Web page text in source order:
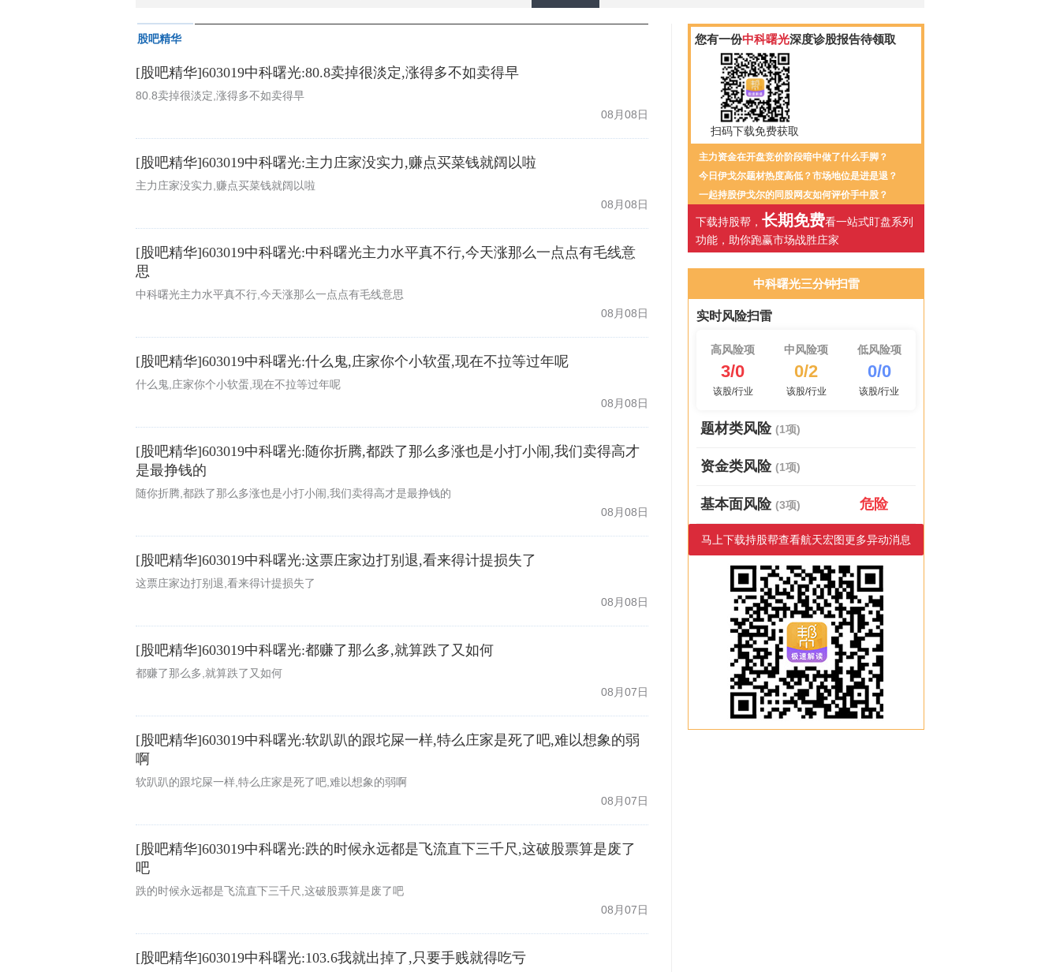
股吧精华
[股吧精华]603019中科曙光:80.8卖掉很淡定,涨得多不如卖得早
80.8卖掉很淡定,涨得多不如卖得早
08月08日
[股吧精华]603019中科曙光:主力庄家没实力,赚点买菜钱就阔以啦
主力庄家没实力,赚点买菜钱就阔以啦
08月08日
[股吧精华]603019中科曙光:中科曙光主力水平真不行,今天涨那么一点点有毛线意
思
中科曙光主力水平真不行,今天涨那么一点点有毛线意思
08月08日
[股吧精华]603019中科曙光:什么鬼,庄家你个小软蛋,现在不拉等过年呢
什么鬼,庄家你个小软蛋,现在不拉等过年呢
08月08日
[股吧精华]603019中科曙光:随你折腾,都跌了那么多涨也是小打小闹,我们卖得高才
是最挣钱的
随你折腾,都跌了那么多涨也是小打小闹,我们卖得高才是最挣钱的
08月08日
[股吧精华]603019中科曙光:这票庄家边打别退,看来得计提损失了
这票庄家边打别退,看来得计提损失了
08月08日
[股吧精华]603019中科曙光:都赚了那么多,就算跌了又如何
都赚了那么多,就算跌了又如何
08月07日
[股吧精华]603019中科曙光:软趴趴的跟坨屎一样,特么庄家是死了吧,难以想象的弱
啊
软趴趴的跟坨屎一样,特么庄家是死了吧,难以想象的弱啊
08月07日
[股吧精华]603019中科曙光:跌的时候永远都是飞流直下三千尺,这破股票算是废了
吧
跌的时候永远都是飞流直下三千尺,这破股票算是废了吧
08月07日
[股吧精华]603019中科曙光:103.6我就出掉了,只要手贱就得吃亏
您有一份中科曙光深度诊股报告待领取
扫码下载免费获取
主力资金在开盘竞价阶段暗中做了什么手脚？
今日伊戈尔题材热度高低？市场地位是进是退？
一起持股伊戈尔的同股网友如何评价手中股？
下载持股帮， 长期免费看一站式盯盘系列
功能，助你跑赢市场战胜庄家
中科曙光三分钟扫雷
实时风险扫雷
高风险项
3/0
该股/行业
中风险项
0/2
该股/行业
低风险项
0/0
该股/行业
题材类风险 (1项)
资金类风险 (1项)
基本面风险 (3项) 危险
马上下载持股帮查看航天宏图更多异动消息